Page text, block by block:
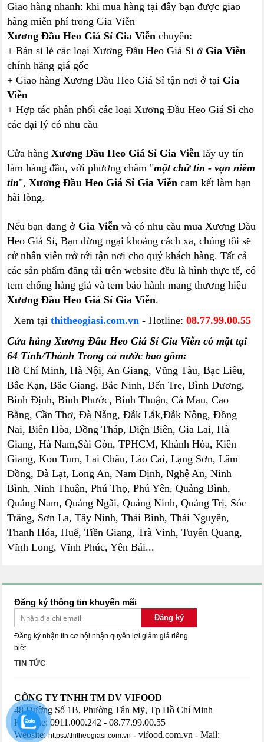
Giao hàng nhanh: khi mua hàng tại đây bạn được giao
hàng miễn phí trong Gia Viễn
Xương Đầu Heo Giá Sỉ Gia Viễnchuyên:
+ Bán sỉ lẻ các loại Xương Đầu Heo Giá Sỉ ở Gia Viễn
chính hãng giá gốc
+ Giao hàng Xương Đầu Heo Giá Sỉ tận nơi ở tại Gia
Viễn
+ Hợp tác phân phối các loại Xương Đầu Heo Giá Sỉ cho
các đại lý có nhu cầu
Cửa hàngXương Đầu Heo Giá Sỉ Gia Viễn lấy uy tín
làm hàng đầu, với phương châm "một chữ tín - vạn niềm
tin",Xương Đầu Heo Giá Sỉ Gia Viễn cam kết làm bạn
hài lòng.
Nếu bạn đang ở Gia Viễn và có nhu cầu mua Xương Đầu
Heo Giá Sỉ, Bạn đừng ngại khoảng cách xa, chúng tôi sẽ
cử nhân viên trở tới tận nơi cho quý khách hàng. Tất cả
các sản phẩm đăng tải trên website đều là hình thực tế, có
tem chống hàng giả và tem bảo hành mang thương hiệu
Xương Đầu Heo Giá Sỉ Gia Viễn.
Xem tại thitheogiasi.com.vn- Hotline: 08.77.99.00.55
Cửa hàng Xương Đầu Heo Giá Sỉ Gia Viễn có mặt tại
64 Tỉnh/Thành Trong cả nước bao gồm:
Hồ Chí Minh, Hà Nội, An Giang, Vũng Tàu, Bạc Liêu,
Bắc Kạn, Bắc Giang, Bắc Ninh, Bến Tre, Bình Dương,
Bình Định, Bình Phước, Bình Thuận, Cà Mau, Cao
Bằng, Cần Thơ, Đà Nẵng, Đắk Lắk,Đắk Nông, Đồng
Nai, Biên Hòa, Đồng Tháp, Điện Biên, Gia Lai, Hà
Giang, Hà Nam,Sài Gòn, TPHCM, Khánh Hòa, Kiên
Giang, Kon Tum, Lai Châu, Lào Cai, Lạng Sơn, Lâm
Đồng, Đà Lạt, Long An, Nam Định, Nghệ An, Ninh
Bình, Ninh Thuận, Phú Thọ, Phú Yên, Quảng Bình,
Quảng Nam, Quảng Ngãi, Quảng Ninh, Quảng Trị, Sóc
Trăng, Sơn La, Tây Ninh, Thái Bình, Thái Nguyên,
Thanh Hóa, Huế, Tiền Giang, Trà Vinh, Tuyên Quang,
Vĩnh Long, Vĩnh Phúc, Yên Bái...
Đăng ký thông tin khuyến mãi
Đăng ký
Đăng ký nhận tin cơ hội nhận quyền lợi giảm giá riêng
biệt.
TIN TỨC
CÔNG TY TNHH TM DV VIFOOD
48 Đường Số 1B, Phường Tân Mỹ, Tp Hồ Chí Minh
HotLine: 0911.000.242 - 08.77.99.00.55
Website:https://thitheogiasi.com.vn - vifood.com.vn - Mail: